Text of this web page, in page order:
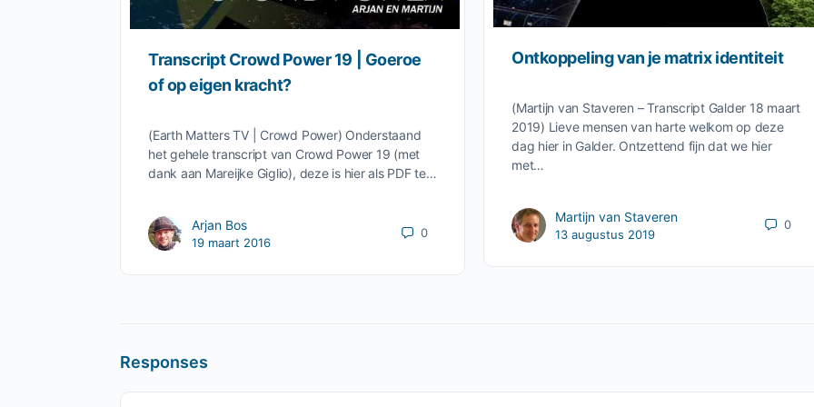
Transcript Crowd Power 19 | Goeroe
of op eigen kracht?
(Earth Matters TV | Crowd Power) Onderstaand
het gehele transcript van Crowd Power 19 (met
dank aan Mareijke Giglio), deze is hier als PDF te…
Arjan Bos
19 maart 2016
0
Ontkoppeling van je matrix identiteit
(Martijn van Staveren – Transcript Galder 18 maart
2019) Lieve mensen van harte welkom op deze
dag hier in Galder. Ontzettend fijn dat we hier
met…
Martijn van Staveren
13 augustus 2019
0
Responses